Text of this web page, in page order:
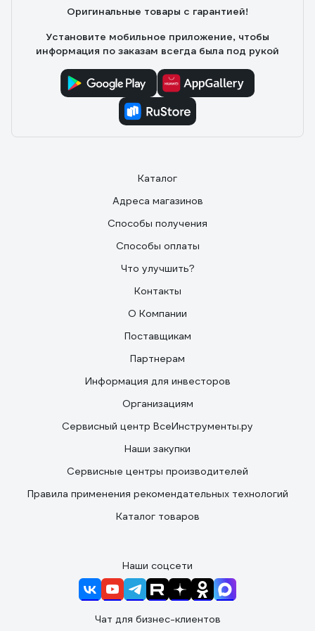
красивый. Пользуюсь с удовольствием.
Оригинальные товары с гарантией!
Установите мобильное приложение, чтобы
информация по заказам всегда была под рукой
Каталог
Адреса магазинов
Способы получения
Способы оплаты
Что улучшить?
Контакты
О Компании
Поставщикам
Партнерам
Информация для инвесторов
Организациям
Сервисный центр ВсеИнструменты.ру
Наши закупки
Сервисные центры производителей
Правила применения рекомендательных технологий
Каталог товаров
Наши соцсети
Чат для бизнес-клиентов